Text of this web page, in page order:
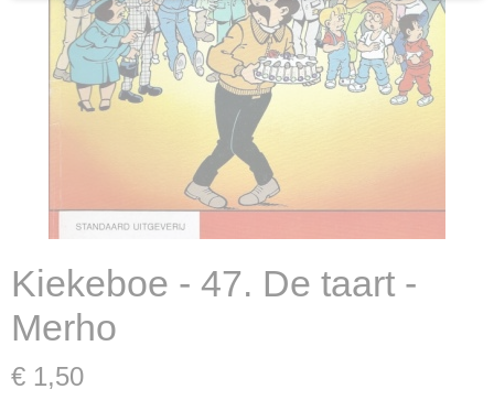
Kiekeboe - 47. De taart -
Merho
€ 1,50